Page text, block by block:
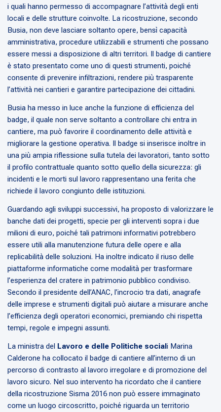
i quali hanno permesso di accompagnare l’attività degli enti
locali e delle strutture coinvolte. La ricostruzione, secondo
Busia, non deve lasciare soltanto opere, bensì capacità
amministrativa, procedure utilizzabili e strumenti che possano
essere messi a disposizione di altri territori. Il badge di cantiere
è stato presentato come uno di questi strumenti, poiché
consente di prevenire infiltrazioni, rendere più trasparente
l’attività nei cantieri e garantire partecipazione dei cittadini.
Busia ha messo in luce anche la funzione di efficienza del
badge, il quale non serve soltanto a controllare chi entra in
cantiere, ma può favorire il coordinamento delle attività e
migliorare la gestione operativa. Il badge si inserisce inoltre in
una più ampia riflessione sulla tutela dei lavoratori, tanto sotto
il profilo contrattuale quanto sotto quello della sicurezza: gli
incidenti e le morti sul lavoro rappresentano una ferita che
richiede il lavoro congiunto delle istituzioni.
Guardando agli sviluppi successivi, ha proposto di valorizzare le
banche dati dei progetti, specie per gli interventi sopra i due
milioni di euro, poiché tali patrimoni informativi potrebbero
essere utili alla manutenzione futura delle opere e alla
replicabilità delle soluzioni. Ha inoltre indicato il riuso delle
piattaforme informatiche come modalità per trasformare
l’esperienza del cratere in patrimonio pubblico condiviso.
Secondo il presidente dell’ANAC, l’incrocio tra dati, anagrafe
delle imprese e strumenti digitali può aiutare a misurare anche
l’efficienza degli operatori economici, premiando chi rispetta
tempi, regole e impegni assunti.
La ministra del Lavoro e delle Politiche sociali Marina
Calderone ha collocato il badge di cantiere all’interno di un
percorso di contrasto al lavoro irregolare e di promozione del
lavoro sicuro. Nel suo intervento ha ricordato che il cantiere
della ricostruzione Sisma 2016 non può essere immaginato
come un luogo circoscritto, poiché riguarda un territorio